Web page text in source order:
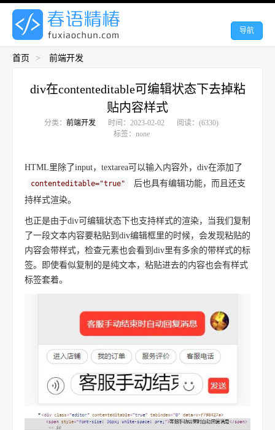
导航
首页 > 前端开发
div在contenteditable可编辑状态下去掉粘
贴内容样式
分类： 前端开发 时间：2023-02-02
阅读：(6330)
标签：none
HTML里除了input，textarea可以输入内容外，div在添加了
contenteditable="true"
后也具有编辑功能，而且还支
持样式渲染。
也正是由于div可编辑状态下也支持样式的渲染，当我们复制
了一段文本内容要粘贴到div编辑框里的时候，会发现粘贴的
内容会带样式，检查元素也会看到div里有多余的带样式的标
签。即使看似复制的是纯文本，粘贴进去的内容也会有样式
标签套着。